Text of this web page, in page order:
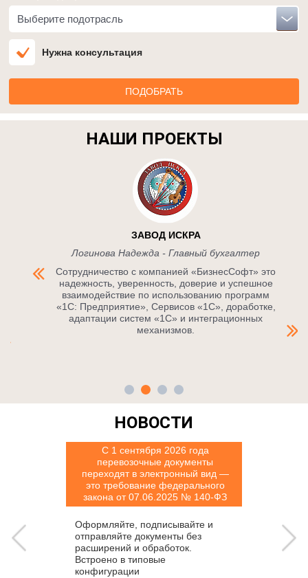
Выберите подотрасль
Нужна консультация
НАШИ ПРОЕКТЫ
ЗАВОД ИСКРА
Логинова Надежда - Главный бухгалтер
Сотрудничество с компанией «БизнесСофт» это
надежность, уверенность, доверие и успешное
взаимодействие по использованию программ
«1С: Предприятие», Сервисов «1С», доработке,
адаптации систем «1С» и интеграционных
механизмов.
НОВОСТИ
С 1 сентября 2026 года
перевозочные документы
переходят в электронный вид —
это требование федерального
закона от 07.06.2025 № 140-ФЗ
Оформляйте, подписывайте и
отправляйте документы без
расширений и обработок.
Встроено в типовые
конфигурации